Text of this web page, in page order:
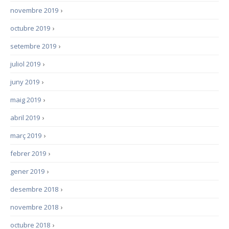
›
novembre 2019
›
octubre 2019
›
setembre 2019
›
juliol 2019
›
juny 2019
›
maig 2019
›
abril 2019
›
març 2019
›
febrer 2019
›
gener 2019
›
desembre 2018
›
novembre 2018
›
octubre 2018